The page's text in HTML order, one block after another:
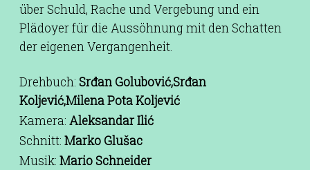
über Schuld, Rache und Vergebung und ein
Plädoyer für die Aussöhnung mit den Schatten
der eigenen Vergangenheit.
Drehbuch: Srđan Golubović,Srđan
Koljević,Milena Pota Koljević
Kamera: Aleksandar Ilić
Schnitt: Marko Glušac
Musik: Mario Schneider